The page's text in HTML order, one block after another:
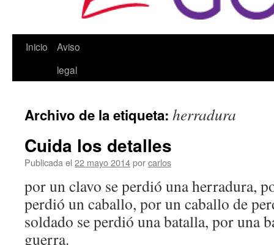
Inicio
Aviso
legal
Archivo de la etiqueta: herradura
Cuida los detalles
Publicada el 22 mayo 2014porcarlos
por un clavo se perdió una herradura,
perdió un caballo, por un caballo de
soldado se perdió una batalla, por una
guerra.